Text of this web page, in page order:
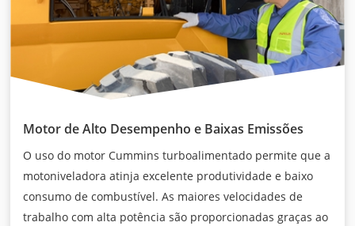
Motor de Alto Desempenho e Baixas Emissões
O uso do motor Cummins turboalimentado permite que a
motoniveladora atinja excelente produtividade e baixo
consumo de combustível. As maiores velocidades de
trabalho com alta potência são proporcionadas graças ao